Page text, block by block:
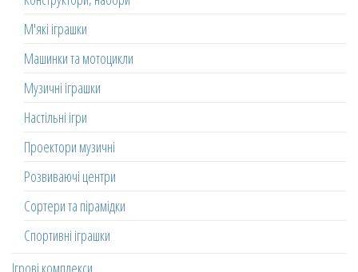
М'які іграшки
Машинки та мотоцикли
Музичні іграшки
Настільні ігри
Проектори музичні
Розвиваючі центри
Сортери та пірамідки
Спортивні іграшки